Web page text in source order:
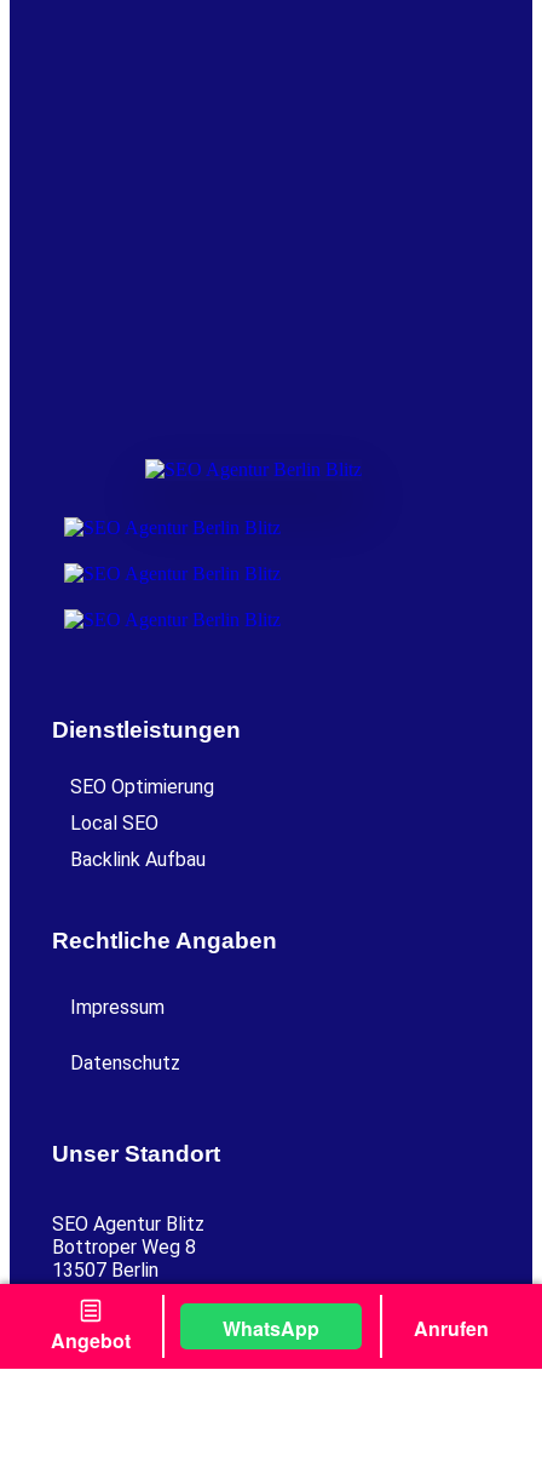
Dienstleistungen
SEO Optimierung
Local SEO
Backlink Aufbau
Rechtliche Angaben
Impressum
Datenschutz
Unser Standort
SEO Agentur Blitz
Bottroper Weg 8
13507 Berlin
Folge Uns
Angebot WhatsApp Anrufen